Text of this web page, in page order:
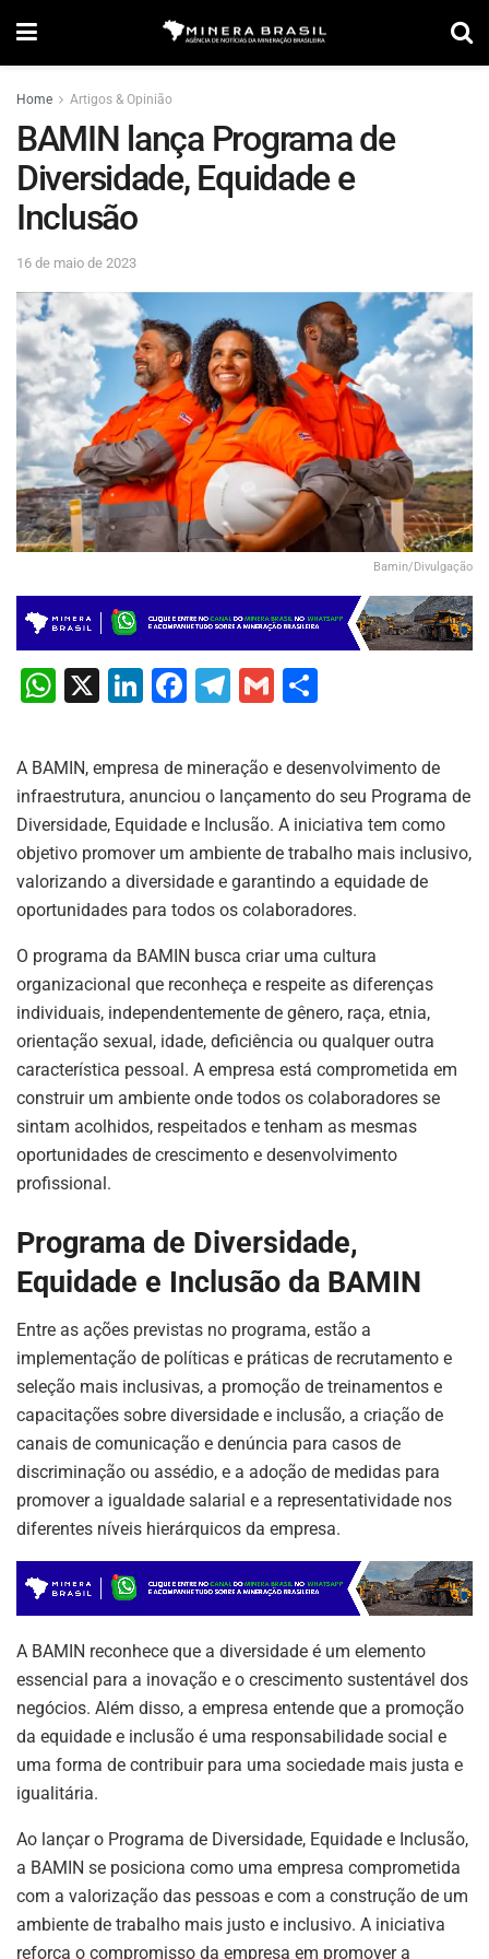
Home Artigos & Opinião
BAMIN lança Programa de
Diversidade, Equidade e
Inclusão
16 de maio de 2023
Bamin/Divulgação
W
at
s
A
p
p
X
Li
k
e
dI
n
F
c
e
b
o
o
k
T
e
gr
a
m
G
ai
l
ar
e
A BAMIN, empresa de mineração e desenvolvimento de
infraestrutura, anunciou o lançamento do seu Programa de
Diversidade, Equidade e Inclusão. A iniciativa tem como
objetivo promover um ambiente de trabalho mais inclusivo,
valorizando a diversidade e garantindo a equidade de
oportunidades para todos os colaboradores.
O programa da BAMIN busca criar uma cultura
organizacional que reconheça e respeite as diferenças
individuais, independentemente de gênero, raça, etnia,
orientação sexual, idade, deficiência ou qualquer outra
característica pessoal. A empresa está comprometida em
construir um ambiente onde todos os colaboradores se
sintam acolhidos, respeitados e tenham as mesmas
oportunidades de crescimento e desenvolvimento
profissional.
Programa de Diversidade,
Equidade e Inclusão da BAMIN
Entre as ações previstas no programa, estão a
implementação de políticas e práticas de recrutamento e
seleção mais inclusivas, a promoção de treinamentos e
capacitações sobre diversidade e inclusão, a criação de
canais de comunicação e denúncia para casos de
discriminação ou assédio, e a adoção de medidas para
promover a igualdade salarial e a representatividade nos
diferentes níveis hierárquicos da empresa.
A BAMIN reconhece que a diversidade é um elemento
essencial para a inovação e o crescimento sustentável dos
negócios. Além disso, a empresa entende que a promoção
da equidade e inclusão é uma responsabilidade social e
uma forma de contribuir para uma sociedade mais justa e
igualitária.
Ao lançar o Programa de Diversidade, Equidade e Inclusão,
a BAMIN se posiciona como uma empresa comprometida
com a valorização das pessoas e com a construção de um
ambiente de trabalho mais justo e inclusivo. A iniciativa
reforça o compromisso da empresa em promover a
ASSINE NOSSA